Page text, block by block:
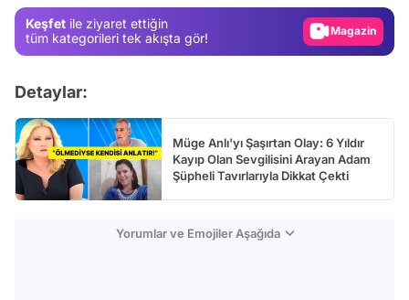
Keşfet ile ziyaret ettiğin
tüm kategorileri tek akışta gör!
Video
Detaylar:
Müge Anlı'yı Şaşırtan Olay: 6 Yıldır
Kayıp Olan Sevgilisini Arayan Adam
Şüpheli Tavırlarıyla Dikkat Çekti
Yorumlar ve Emojiler Aşağıda